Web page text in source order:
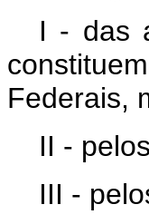
I - das
Federais,
II -
III -